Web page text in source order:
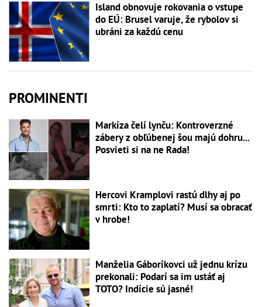
Island obnovuje rokovania o vstupe
do EÚ: Brusel varuje, že rybolov si
ubráni za každú cenu
PROMINENTI
Markíza čelí lynču: Kontroverzné
zábery z obľúbenej šou majú dohru...
Posvieti si na ne Rada!
Hercovi Kramplovi rastú dlhy aj po
smrti: Kto to zaplatí? Musí sa obracať
v hrobe!
Manželia Gáboríkovci už jednu krízu
prekonali: Podarí sa im ustáť aj
TOTO? Indície sú jasné!